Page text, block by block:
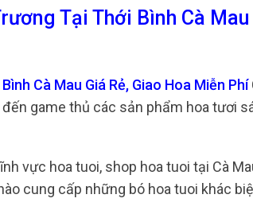
Tại Thới Bình Cà
Cà Mau Giá Rẻ, Giao Hoa Miễn Phí
game thủ các sản phẩm hoa tươi
vực hoa tuoi, shop hoa tuoi tại Cà
cung cấp những bó hoa tuoi khác